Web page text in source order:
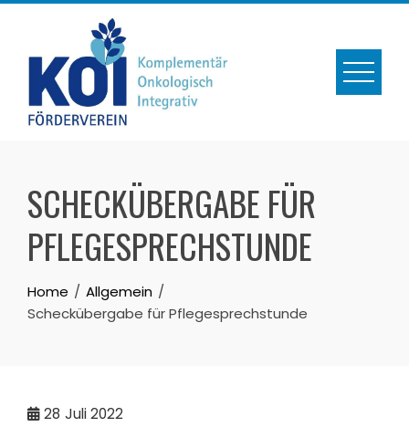
Skip
content
SCHECKÜBERGABE FÜR
PFLEGESPRECHSTUNDE
Home
Allgemein
Scheckübergabe für Pflegesprechstunde
28 Juli 2022